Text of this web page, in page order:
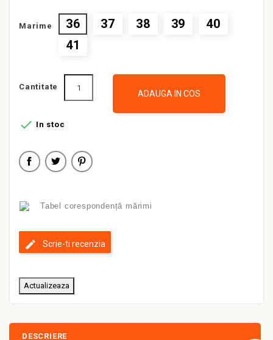
Marime 36 37 38 39
40
41
Cantitate
ADAUGA IN COS
 In stoc
Tabel corespondență mărimi
Scrie-ti recenzia
DESCRIERE